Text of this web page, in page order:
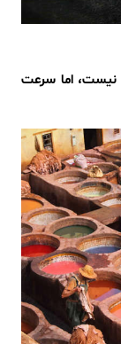
نیست، اما سرعت